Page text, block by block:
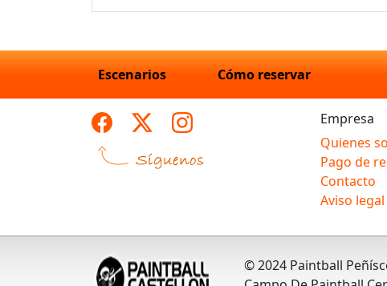
Escenarios Cómo reservar
Empresa
Quienes
Pago de
Contacto
Aviso legal
© 2024 Paintball